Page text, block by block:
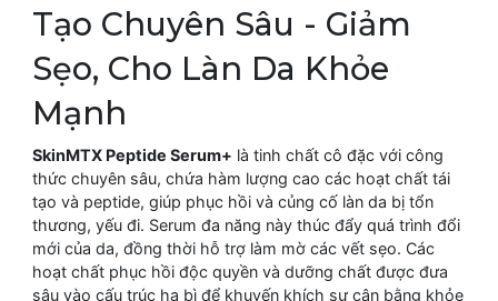
Tạo Chuyên Sâu - Giảm
Sẹo, Cho Làn Da Khỏe
Mạnh
SkinMTX Peptide Serum+ là tinh chất cô đặc với công
thức chuyên sâu, chứa hàm lượng cao các hoạt chất tái
tạo và peptide, giúp phục hồi và củng cố làn da bị tổn
thương, yếu đi. Serum đa năng này thúc đẩy quá trình đổi
mới của da, đồng thời hỗ trợ làm mờ các vết sẹo. Các
hoạt chất phục hồi độc quyền và dưỡng chất được đưa
sâu vào cấu trúc hạ bì để khuyến khích sự cân bằng khỏe